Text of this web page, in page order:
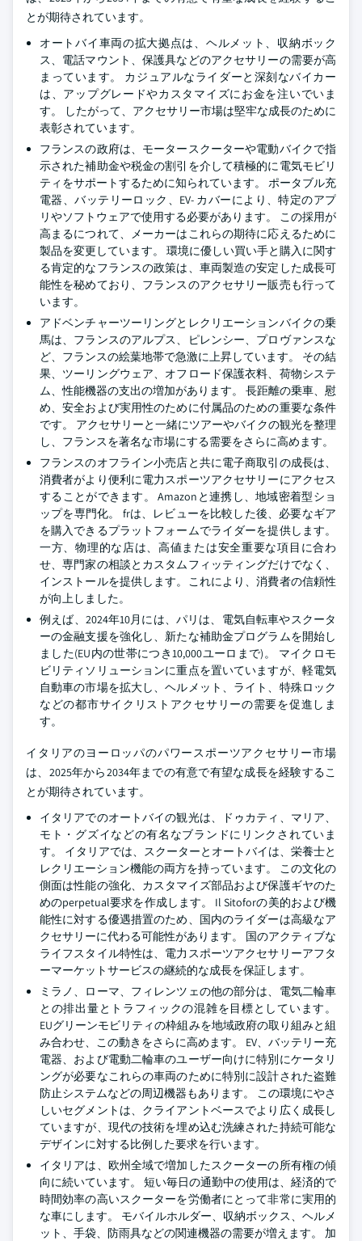
とが期待されています。
オートバイ車両の拡大拠点は、ヘルメット、収納ボック
ス、電話マウント、保護具などのアクセサリーの需要が高
まっています。 カジュアルなライダーと深刻なバイカー
は、アップグレードやカスタマイズにお金を注いでいま
す。 したがって、アクセサリー市場は堅牢な成長のために
表彰されています。
フランスの政府は、モータースクーターや電動バイクで指
示された補助金や税金の割引を介して積極的に電気モビリ
ティをサポートするために知られています。 ポータブル充
電器、バッテリーロック、EV- カバーにより、特定のアプ
リやソフトウェアで使用する必要があります。 この採用が
高まるにつれて、メーカーはこれらの期待に応えるために
製品を変更しています。 環境に優しい買い手と購入に関す
る肯定的なフランスの政策は、車両製造の安定した成長可
能性を秘めており、フランスのアクセサリー販売も行って
います。
アドベンチャーツーリングとレクリエーションバイクの乗
馬は、フランスのアルプス、ピレンシー、プロヴァンスな
ど、フランスの絵葉地帯で急激に上昇しています。 その結
果、ツーリングウェア、オフロード保護衣料、荷物システ
ム、性能機器の支出の増加があります。 長距離の乗車、慰
め、安全および実用性のために付属品のための重要な条件
です。 アクセサリーと一緒にツアーやバイクの観光を整理
し、フランスを著名な市場にする需要をさらに高めます。
フランスのオフライン小売店と共に電子商取引の成長は、
消費者がより便利に電力スポーツアクセサリーにアクセス
することができます。 Amazonと連携し、地域密着型ショ
ップを専門化。 frは、レビューを比較した後、必要なギア
を購入できるプラットフォームでライダーを提供します。
一方、物理的な店は、高値または安全重要な項目に合わ
せ、専門家の相談とカスタムフィッティングだけでなく、
インストールを提供します。これにより、消費者の信頼性
が向上しました。
例えば、2024年10月には、パリは、電気自転車やスクータ
ーの金融支援を強化し、新たな補助金プログラムを開始し
ました(EU内の世帯につき10,000ユーロまで)。 マイクロモ
ビリティソリューションに重点を置いていますが、軽電気
自動車の市場を拡大し、ヘルメット、ライト、特殊ロック
などの都市サイクリストアクセサリーの需要を促進しま
す。
イタリアのヨーロッパのパワースポーツアクセサリー市場
は、2025年から2034年までの有意で有望な成長を経験するこ
とが期待されています。
イタリアでのオートバイの観光は、ドゥカティ、マリア、
モト・グズイなどの有名なブランドにリンクされていま
す。 イタリアでは、スクーターとオートバイは、栄養士と
レクリエーション機能の両方を持っています。 この文化の
側面は性能の強化、カスタマイズ部品および保護ギヤのた
めのperpetual要求を作成します。 Il Sitoforの美的および機
能性に対する優遇措置のため、国内のライダーは高級なア
クセサリーに代わる可能性があります。 国のアクティブな
ライフスタイル特性は、電力スポーツアクセサリーアフタ
ーマーケットサービスの継続的な成長を保証します。
ミラノ、ローマ、フィレンツェの他の部分は、電気二輪車
との排出量とトラフィックの混雑を目標としています。
EUグリーンモビリティの枠組みを地域政府の取り組みと組
み合わせ、この動きをさらに高めます。 EV、バッテリー充
電器、および電動二輪車のユーザー向けに特別にケータリ
ングが必要なこれらの車両のために特別に設計された盗難
防止システムなどの周辺機器もあります。 この環境にやさ
しいセグメントは、クライアントベースでより広く成長し
ていますが、現代の技術を埋め込む洗練された持続可能な
デザインに対する比例した要求を行います。
イタリアは、欧州全域で増加したスクーターの所有権の傾
向に続いています。 短い毎日の通勤中の使用は、経済的で
時間効率の高いスクーターを労働者にとって非常に実用的
な車にします。 モバイルホルダー、収納ボックス、ヘルメ
ット、手袋、防雨具などの関連機器の需要が増えます。 加